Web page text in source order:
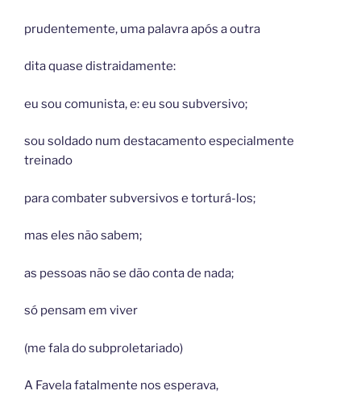
prudentemente, uma palavra após a outra
dita quase distraidamente:
eu sou comunista, e: eu sou subversivo;
sou soldado num destacamento especialmente
treinado
para combater subversivos e torturá-los;
mas eles não sabem;
as pessoas não se dão conta de nada;
só pensam em viver
(me fala do subproletariado)
A Favela fatalmente nos esperava,